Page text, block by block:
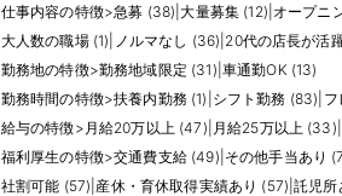
仕事内容の特徴>急募 (38) |大量募集 (12) オープニ
大人数の職場 (1)
ノルマなし (36) 20代の店長が活
勤務地の特徴>勤務地域限定 (31) 車通勤OK (13)
勤務時間の特徴>扶養内勤務 (1) シフト勤務 (83) フ
給与の特徴> 月給20万以上 (47) 月給25万以上 (33)
福利厚生の特徴>交通費支給 (49) その他手当あり
社割可能 (57) 産休・育休取得実績あり (57) |託児所